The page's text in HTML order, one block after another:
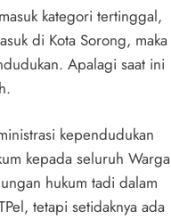
kategori tertinggal,
di Kota Sorong, maka
Apalagi saat ini
kependudukan
kepada seluruh Warga
hukum tadi dalam
tetapi setidaknya ada